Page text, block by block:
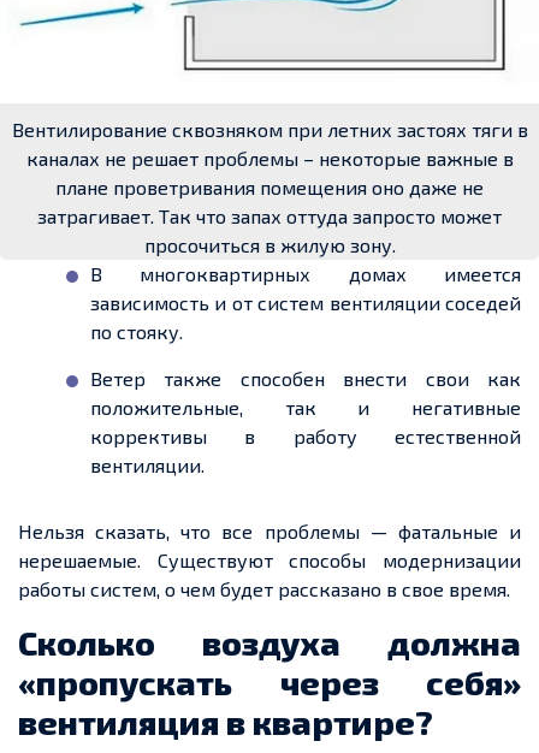
Вентилирование сквозняком при летних застоях тяги в
каналах не решает проблемы – некоторые важные в
плане проветривания помещения оно даже не
затрагивает. Так что запах оттуда запросто может
просочиться в жилую зону.
В многоквартирных домах имеется
зависимость и от систем вентиляции соседей
по стояку.
Ветер также способен внести свои как
положительные, так и негативные
коррективы в работу естественной
вентиляции.
Нельзя сказать, что все проблемы — фатальные и
нерешаемые. Существуют способы модернизации
работы систем, о чем будет рассказано в свое время.
Сколько воздуха должна
«пропускать через себя»
вентиляция в квартире?